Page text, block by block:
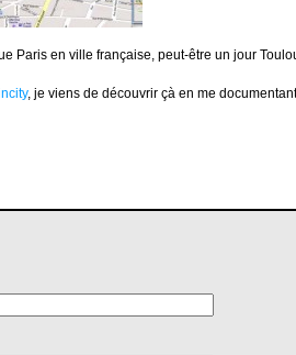
Paris en ville française, peut-être un jour
, je viens de découvrir çà en me